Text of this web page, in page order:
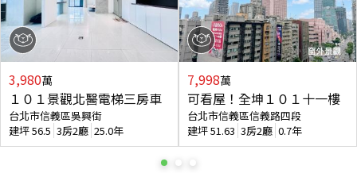
3,980萬
１０１景觀北醫電梯三房車
台北市信義區吳興街
建坪56.5 3房2廳 25.0年
7,998萬
可看屋！全坤１０１十一樓
台北市信義區信義路四段
建坪51.63 3房2廳 0.7年